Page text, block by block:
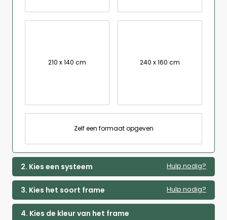
210 x 140 cm 240 x 160 cm
Zelf een formaat opgeven
2. Kies een systeem Hulp nodig?
3. Kies het soort frame Hulp nodig?
4. Kies de kleur van het frame